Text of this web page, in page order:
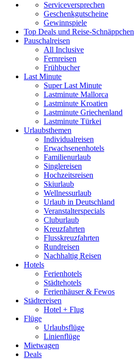
Serviceversprechen
Geschenkgutscheine
Gewinnspiele
Top Deals und Reise-Schnäppchen
Pauschalreisen
All Inclusive
Fernreisen
Frühbucher
Last Minute
Super Last Minute
Lastminute Mallorca
Lastminute Kroatien
Lastminute Griechenland
Lastminute Türkei
Urlaubsthemen
Individualreisen
Erwachsenenhotels
Familienurlaub
Singlereisen
Hochzeitsreisen
Skiurlaub
Wellnessurlaub
Urlaub in Deutschland
Veranstalterspecials
Cluburlaub
Kreuzfahrten
Flusskreuzfahrten
Rundreisen
Nachhaltig Reisen
Hotels
Ferienhotels
Städtehotels
Ferienhäuser & Fewos
Städtereisen
Hotel + Flug
Flüge
Urlaubsflüge
Linienflüge
Mietwagen
Deals